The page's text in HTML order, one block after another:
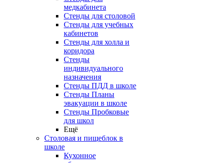
медкабинета
Стенды для столовой
Стенды для учебных
кабинетов
Стенды для холла и
коридора
Стенды
индивидуального
назначения
Стенды ПДД в школе
Стенды Планы
эвакуации в школе
Стенды Пробковые
для школ
Ещё
Столовая и пищеблок в
школе
Кухонное